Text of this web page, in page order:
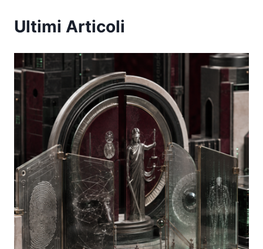
Ultimi Articoli